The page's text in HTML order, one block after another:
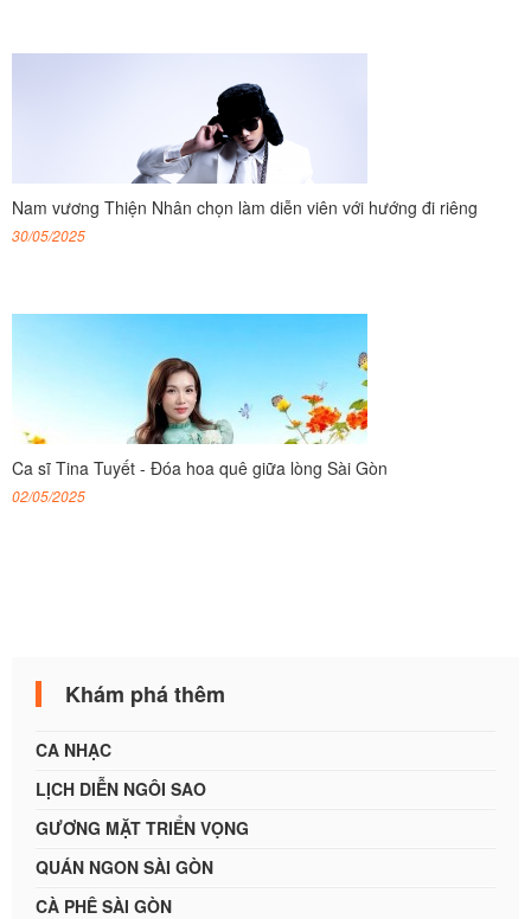
Nam vương Thiện Nhân chọn làm diễn viên với hướng đi riêng
30/05/2025
Ca sĩ Tina Tuyết - Đóa hoa quê giữa lòng Sài Gòn
02/05/2025
Khám phá thêm
CA NHẠC
LỊCH DIỄN NGÔI SAO
GƯƠNG MẶT TRIỂN VỌNG
QUÁN NGON SÀI GÒN
CÀ PHÊ SÀI GÒN